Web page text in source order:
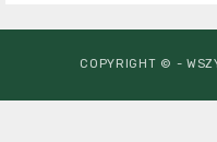
COPYRIGHT © -